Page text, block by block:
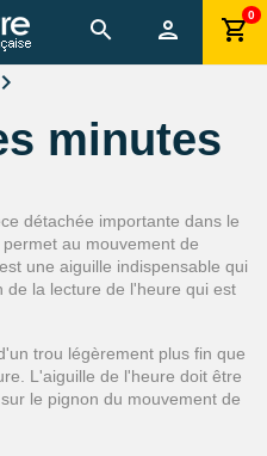
0
minutes
détachée importante dans le
au mouvement de
une aiguille indispensable qui
de la lecture de l'heure qui est
trou légèrement plus fin que
L'aiguille de l'heure doit être
le pignon du mouvement de